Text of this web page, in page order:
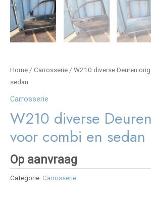
Home / Carrosserie / W210 diverse Deuren
sedan
Carrosserie
W210 diverse
voor combi en sedan
Op aanvraag
Categorie: Carrosserie